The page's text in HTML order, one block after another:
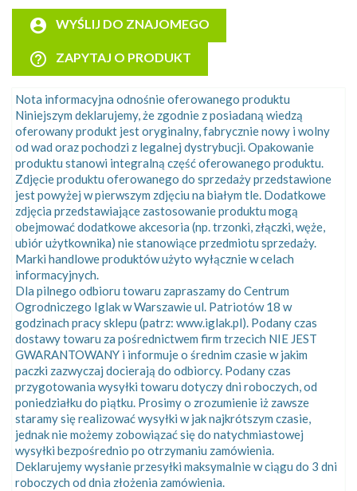
account_circle WYŚLIJ DO ZNAJOMEGO
help_outline ZAPYTAJ O PRODUKT
Nota informacyjna odnośnie oferowanego produktu
Niniejszym deklarujemy, że zgodnie z posiadaną wiedzą
oferowany produkt jest oryginalny, fabrycznie nowy i wolny
od wad oraz pochodzi z legalnej dystrybucji. Opakowanie
produktu stanowi integralną część oferowanego produktu.
Zdjęcie produktu oferowanego do sprzedaży przedstawione
jest powyżej w pierwszym zdjęciu na białym tle. Dodatkowe
zdjęcia przedstawiające zastosowanie produktu mogą
obejmować dodatkowe akcesoria (np. trzonki, złączki, węże,
ubiór użytkownika) nie stanowiące przedmiotu sprzedaży.
Marki handlowe produktów użyto wyłącznie w celach
informacyjnych.
Dla pilnego odbioru towaru zapraszamy do Centrum
Ogrodniczego Iglak w Warszawie ul. Patriotów 18 w
godzinach pracy sklepu (patrz: www.iglak.pl). Podany czas
dostawy towaru za pośrednictwem firm trzecich NIE JEST
GWARANTOWANY i informuje o średnim czasie w jakim
paczki zazwyczaj docierają do odbiorcy. Podany czas
przygotowania wysyłki towaru dotyczy dni roboczych, od
poniedziałku do piątku. Prosimy o zrozumienie iż zawsze
staramy się realizować wysyłki w jak najkrótszym czasie,
jednak nie możemy zobowiązać się do natychmiastowej
wysyłki bezpośrednio po otrzymaniu zamówienia.
Deklarujemy wysłanie przesyłki maksymalnie w ciągu do 3 dni
roboczych od dnia złożenia zamówienia.